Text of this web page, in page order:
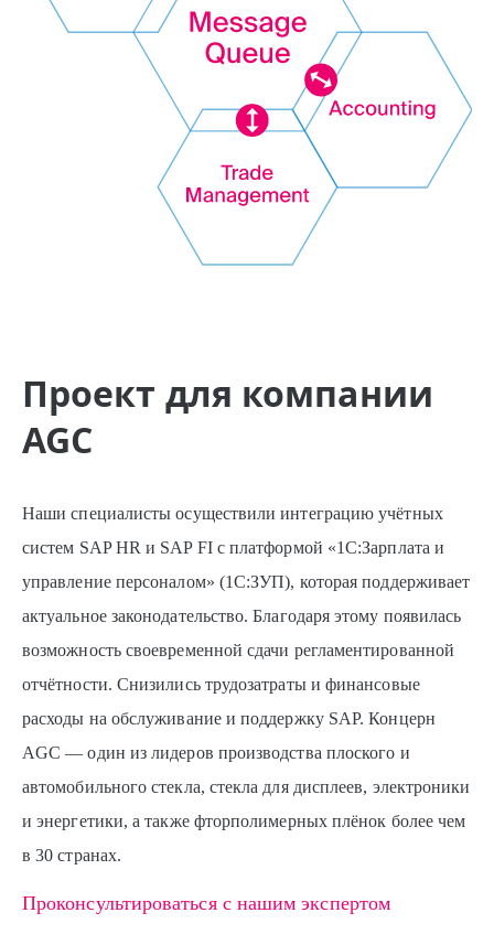
Проект для компании
AGC
Наши специалисты осуществили интеграцию учётных
систем SAP HR и SAP FI с платформой «1С:Зарплата и
управление персоналом» (1С:ЗУП), которая поддерживает
актуальное законодательство. Благодаря этому появилась
возможность своевременной сдачи регламентированной
отчётности. Снизились трудозатраты и финансовые
расходы на обслуживание и поддержку SAP. Концерн
AGC — один из лидеров производства плоского и
автомобильного стекла, стекла для дисплеев, электроники
и энергетики, а также фторполимерных плёнок более чем
в 30 странах.
Проконсультироваться с нашим экспертом